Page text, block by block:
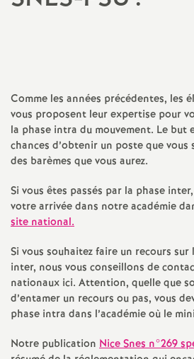
Comme les années précédentes, les
vous proposent leur expertise pour
la phase intra du mouvement. Le but
chances d’obtenir un poste que
des barèmes que vous aurez.
Si vous êtes passés par la phase
votre arrivée dans notre académie
site national.
Si vous souhaitez faire un recours
inter, nous vous conseillons de
nationaux ici. Attention, quelle que
d’entamer un recours ou pas, vous
phase intra dans l’académie où le
Notre publication Nice Snes n°269